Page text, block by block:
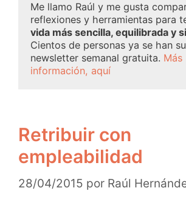
Me llamo Raúl y me gusta
reflexiones y herramientas para
vida más sencilla, equilibrada y
Cientos de personas ya se han
newsletter semanal gratuita. Más
información, aquí
Retribuir con
empleabilidad
28/04/2015 por Raúl